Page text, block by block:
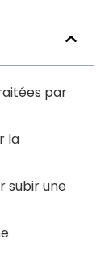
par
la
subir une